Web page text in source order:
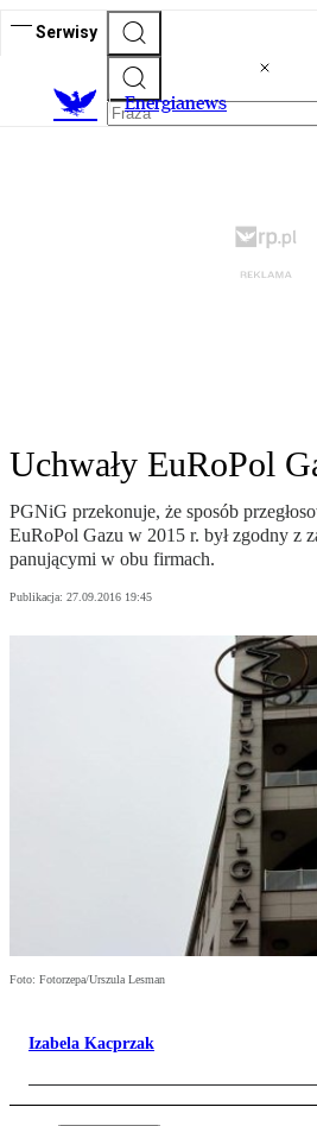
Serwisy
Energianews
Uchwały EuRoPol
PGNiG przekonuje, że sposób
EuRoPol Gazu w 2015 r. był zgodny z
panującymi w obu firmach.
Publikacja: 27.09.2016 19:45
Foto: Fotorzepa/Urszula Lesman
Izabela Kacprzak